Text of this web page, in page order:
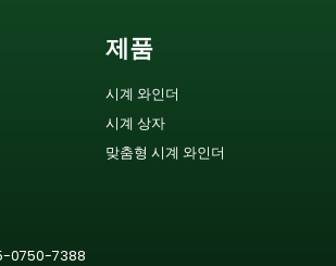
제품
시계 와인더
시계 상자
맞춤형 시계 와인더
0750-7388